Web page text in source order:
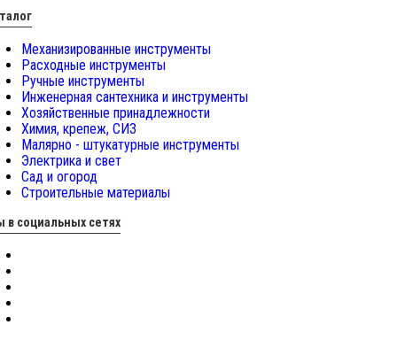
Механизированные инструменты
Расходные инструменты
Ручные инструменты
Инженерная сантехника и инструменты
Хозяйственные принадлежности
Химия, крепеж, СИЗ
Малярно - штукатурные инструменты
Электрика и свет
Сад и огород
Строительные материалы
в социальных сетях